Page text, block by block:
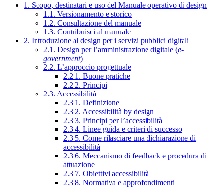
1. Scopo, destinatari e uso del Manuale operativo di design
1.1. Versionamento e storico
1.2. Consultazione del manuale
1.3. Contribuisci al manuale
2. Introduzione al design per i servizi pubblici digitali
2.1. Design per l’amministrazione digitale (e-
government)
2.2. L’approccio progettuale
2.2.1. Buone pratiche
2.2.2. Principi
2.3. Accessibilità
2.3.1. Definizione
2.3.2. Accessibilità by design
2.3.3. Principi per l’accessibilità
2.3.4. Linee guida e criteri di successo
2.3.5. Come rilasciare una dichiarazione di
accessibilità
2.3.6. Meccanismo di feedback e procedura di
attuazione
2.3.7. Obiettivi accessibilità
2.3.8. Normativa e approfondimenti